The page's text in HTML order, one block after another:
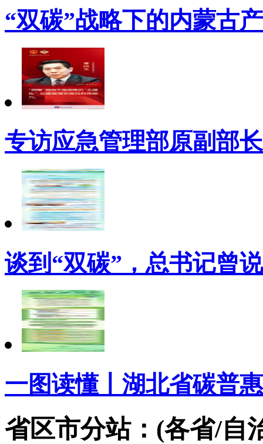
“双碳”战略下的内蒙古
专访应急管理部原副部
谈到“双碳”，总书记曾
一图读懂丨湖北省碳普
省区市分站：(各省/自